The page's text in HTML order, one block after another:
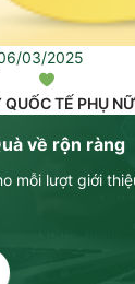
về rộn ràng
mỗi lượt giới
03/2025
TẾ PHỤ